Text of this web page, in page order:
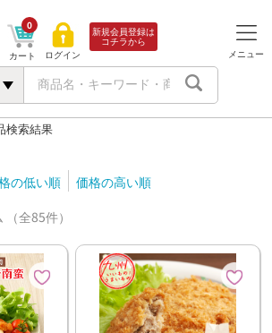
カート
0
ログイン
新規会員登録は
コチラから
メニュー
検索結果
の低い順
価格の高い順
全85件）